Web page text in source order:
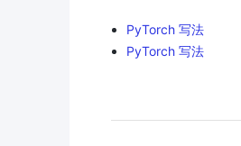
PyTorch 写法
PyTorch 写法